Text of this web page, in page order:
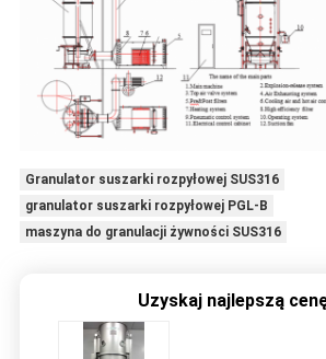
Granulator suszarki rozpyłowej SUS316
granulator suszarki rozpyłowej PGL-B
maszyna do granulacji żywności SUS316
Uzyskaj najlepszą